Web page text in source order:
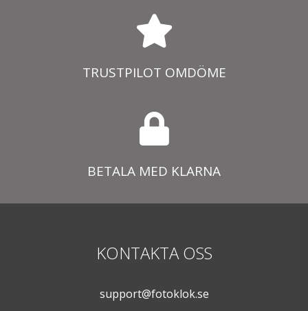
TRUSTPILOT OMDÖME
BETALA MED KLARNA
KONTAKTA OSS
support@fotoklok.se